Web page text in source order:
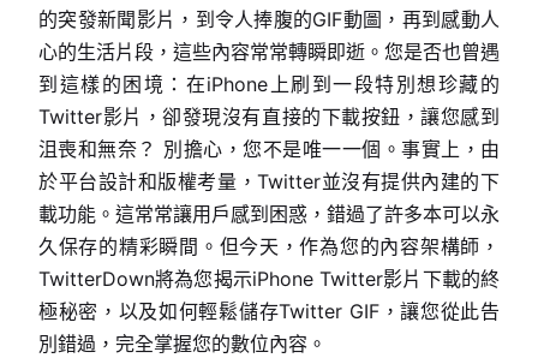
的突發新聞影片，到令人捧腹的GIF動圖，再到感動人
心的生活片段，這些內容常常轉瞬即逝。您是否也曾遇
到這樣的困境：在iPhone上刷到一段特別想珍藏的
Twitter影片，卻發現沒有直接的下載按鈕，讓您感到
沮喪和無奈？ 別擔心，您不是唯一一個。事實上，由
於平台設計和版權考量，Twitter並沒有提供內建的下
載功能。這常常讓用戶感到困惑，錯過了許多本可以永
久保存的精彩瞬間。但今天，作為您的內容架構師，
TwitterDown將為您揭示iPhone Twitter影片下載的終
極秘密，以及如何輕鬆儲存Twitter GIF，讓您從此告
別錯過，完全掌握您的數位內容。